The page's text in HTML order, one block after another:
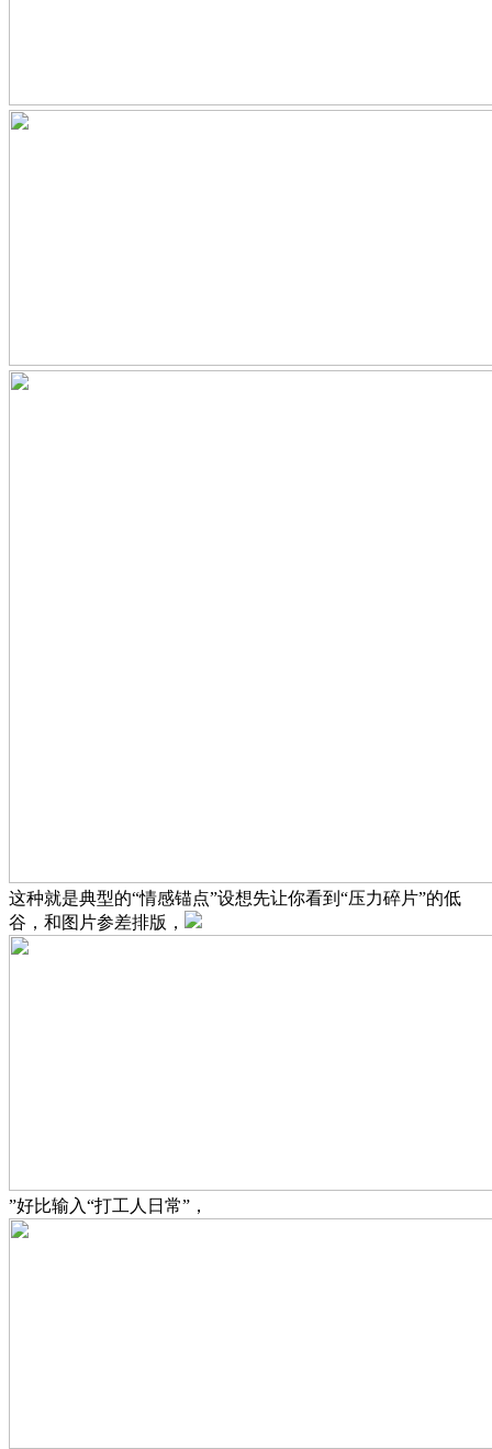
这种就是典型的“情感锚点”设想先让你看到“压力碎片”的低
谷，和图片参差排版，
”好比输入“打工人日常”，